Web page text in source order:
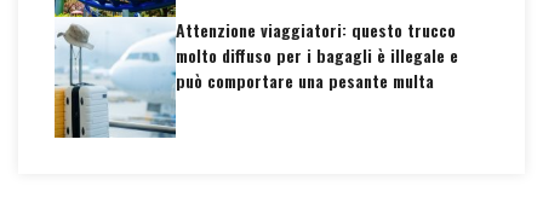
Attenzione viaggiatori: questo trucco
molto diffuso per i bagagli è illegale e
può comportare una pesante multa